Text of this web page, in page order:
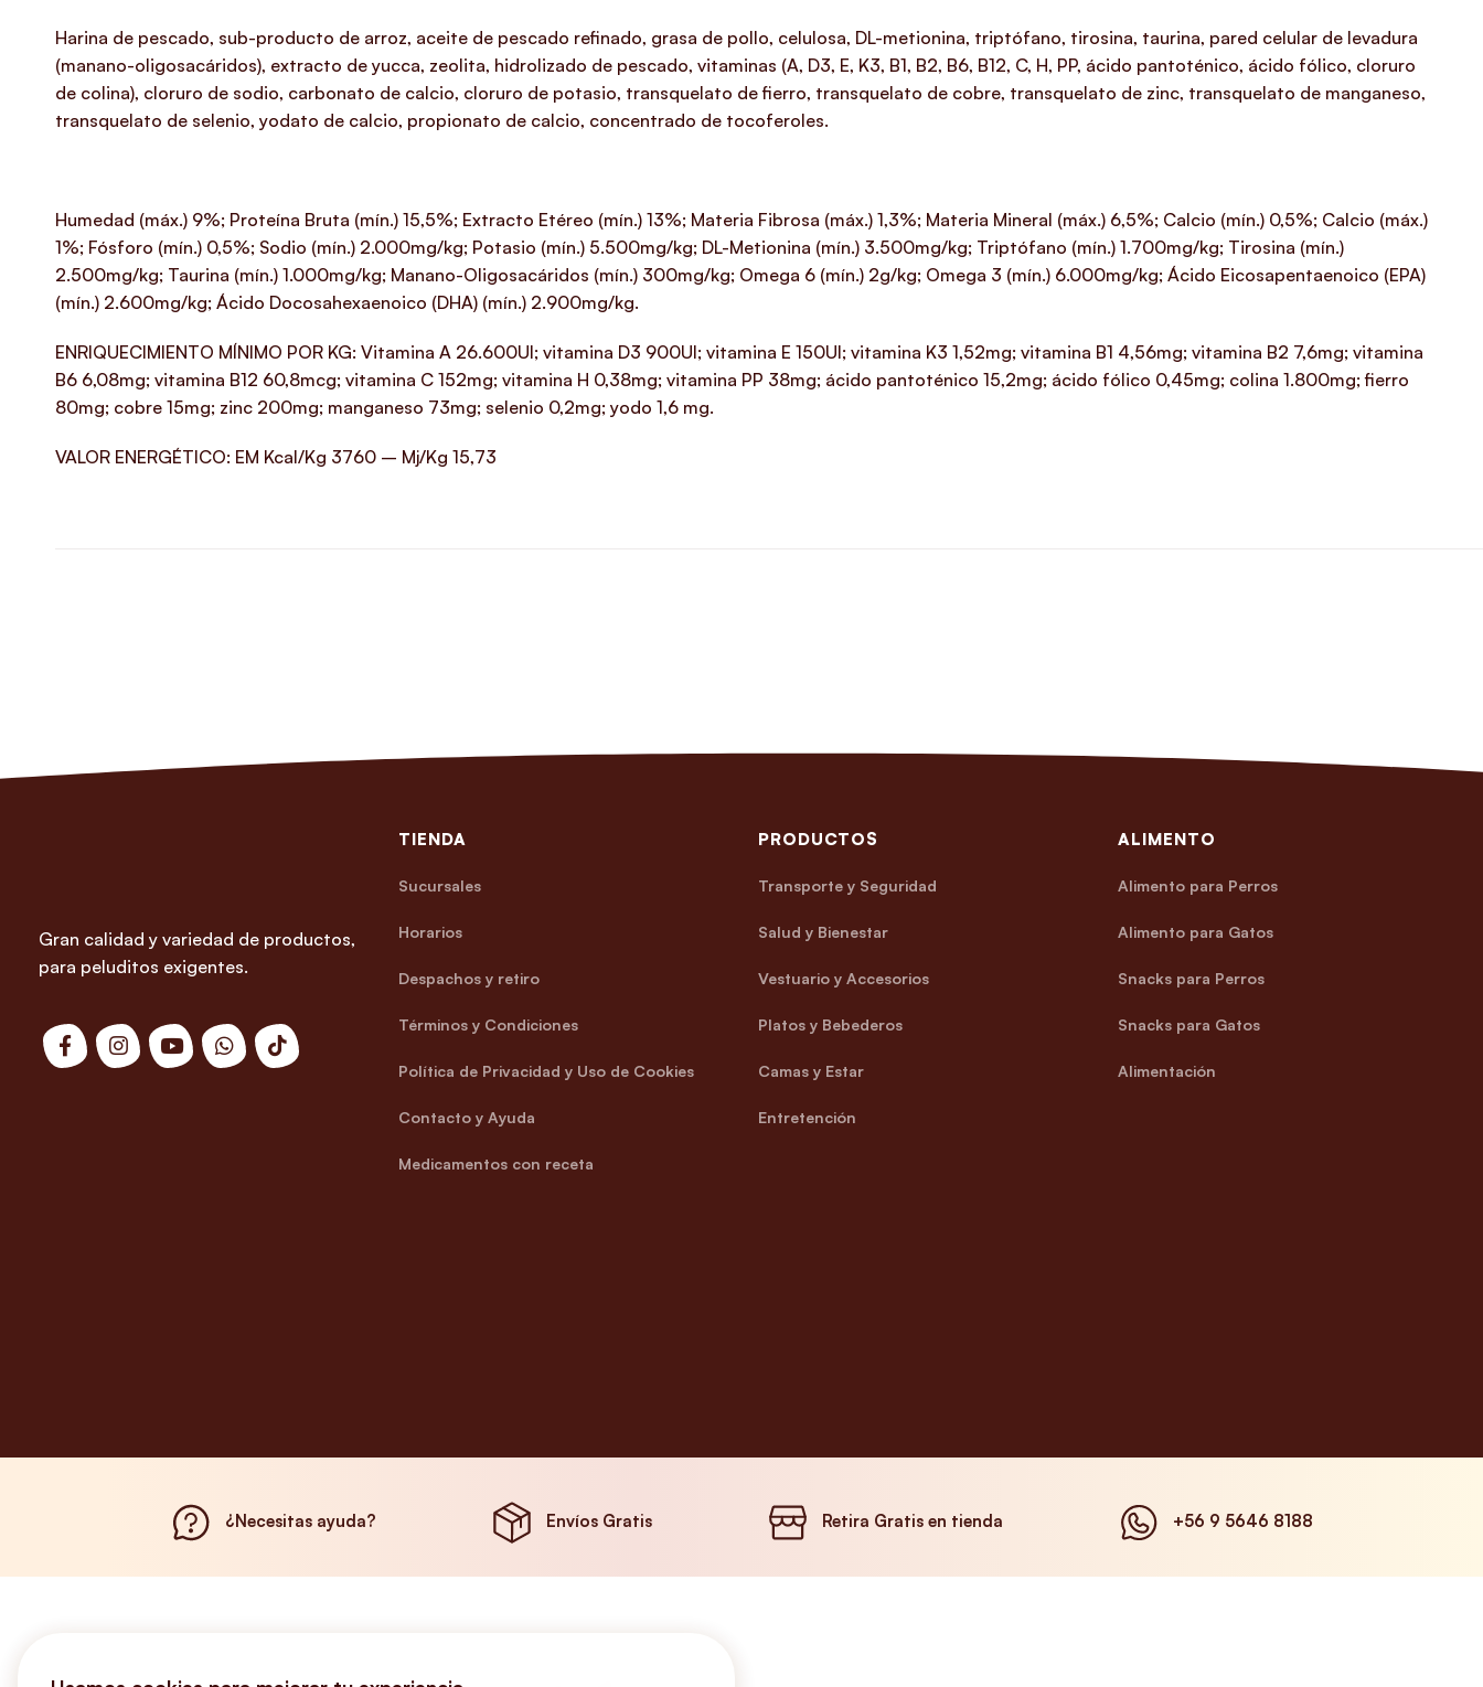
Harina de pescado, sub-producto de arroz, aceite de pescado refinado, grasa de pollo, celulosa, DL-metionina, triptófano, tirosina, taurina, pared celular de levadura
(manano-oligosacáridos), extracto de yucca, zeolita, hidrolizado de pescado, vitaminas (A, D3, E, K3, B1, B2, B6, B12, C, H, PP, ácido pantoténico, ácido fólico, cloruro
de colina), cloruro de sodio, carbonato de calcio, cloruro de potasio, transquelato de fierro, transquelato de cobre, transquelato de zinc, transquelato de manganeso,
transquelato de selenio, yodato de calcio, propionato de calcio, concentrado de tocoferoles.
Humedad (máx.) 9%; Proteína Bruta (mín.) 15,5%; Extracto Etéreo (mín.) 13%; Materia Fibrosa (máx.) 1,3%; Materia Mineral (máx.) 6,5%; Calcio (mín.) 0,5%; Calcio (máx.)
1%; Fósforo (mín.) 0,5%; Sodio (mín.) 2.000mg/kg; Potasio (mín.) 5.500mg/kg; DL-Metionina (mín.) 3.500mg/kg; Triptófano (mín.) 1.700mg/kg; Tirosina (mín.)
2.500mg/kg; Taurina (mín.) 1.000mg/kg; Manano-Oligosacáridos (mín.) 300mg/kg; Omega 6 (mín.) 2g/kg; Omega 3 (mín.) 6.000mg/kg; Ácido Eicosapentaenoico (EPA)
(mín.) 2.600mg/kg; Ácido Docosahexaenoico (DHA) (mín.) 2.900mg/kg.
ENRIQUECIMIENTO MÍNIMO POR KG: Vitamina A 26.600UI; vitamina D3 900UI; vitamina E 150UI; vitamina K3 1,52mg; vitamina B1 4,56mg; vitamina B2 7,6mg; vitamina
B6 6,08mg; vitamina B12 60,8mcg; vitamina C 152mg; vitamina H 0,38mg; vitamina PP 38mg; ácido pantoténico 15,2mg; ácido fólico 0,45mg; colina 1.800mg; fierro
80mg; cobre 15mg; zinc 200mg; manganeso 73mg; selenio 0,2mg; yodo 1,6 mg.
VALOR ENERGÉTICO: EM Kcal/Kg 3760 – Mj/Kg 15,73
Gran calidad y variedad de productos,
para peluditos exigentes.
TIENDA
Sucursales
Horarios
Despachos y retiro
Términos y Condiciones
Política de Privacidad y Uso de Cookies
Contacto y Ayuda
Medicamentos con receta
PRODUCTOS
Transporte y Seguridad
Salud y Bienestar
Vestuario y Accesorios
Platos y Bebederos
Camas y Estar
Entretención
ALIMENTO
Alimento para Perros
Alimento para Gatos
Snacks para Perros
Snacks para Gatos
Alimentación
¿Necesitas ayuda? Envíos Gratis Retira Gratis en tienda +56 9 5646 8188